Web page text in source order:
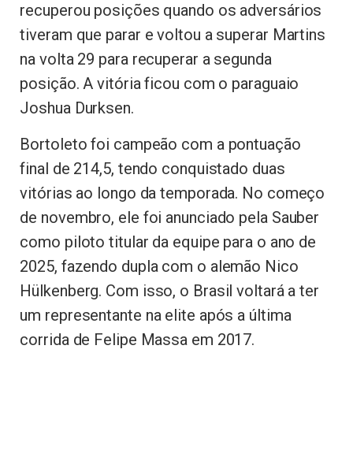
recuperou posições quando os adversários
tiveram que parar e voltou a superar Martins
na volta 29 para recuperar a segunda
posição. A vitória ficou com o paraguaio
Joshua Durksen.
Bortoleto foi campeão com a pontuação
final de 214,5, tendo conquistado duas
vitórias ao longo da temporada. No começo
de novembro, ele foi anunciado pela Sauber
como piloto titular da equipe para o ano de
2025, fazendo dupla com o alemão Nico
Hülkenberg. Com isso, o Brasil voltará a ter
um representante na elite após a última
corrida de Felipe Massa em 2017.